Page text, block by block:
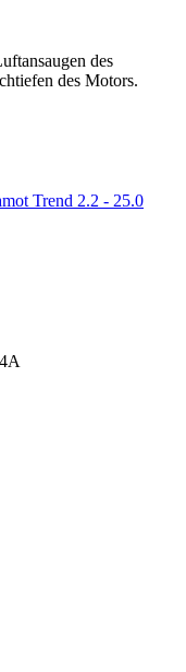
des
des Motors.
Trend 2.2 - 25.0